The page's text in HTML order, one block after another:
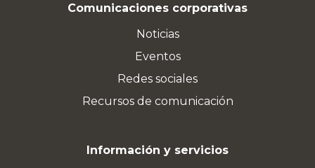
Comunicaciones corporativas
Noticias
Eventos
Redes sociales
Recursos de comunicación
Información y servicios